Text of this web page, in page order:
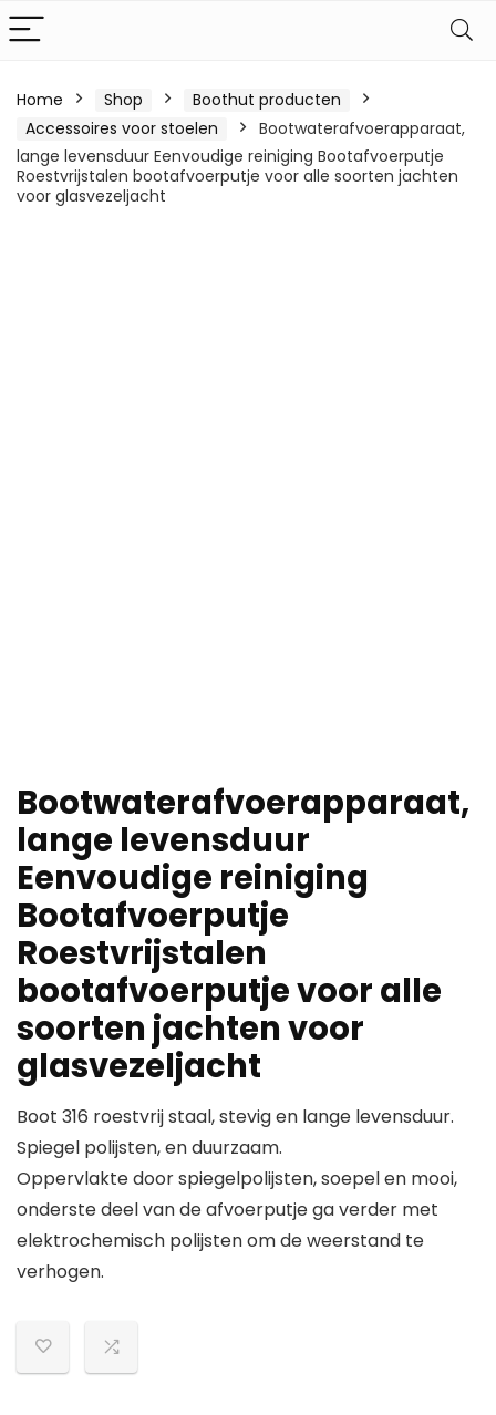
Home Shop
Boothut producten
Accessoires voor stoelen
Bootwaterafvoerapparaat,
lange levensduur Eenvoudige reiniging Bootafvoerputje
Roestvrijstalen bootafvoerputje voor alle soorten jachten
voor glasvezeljacht
Bootwaterafvoerapparaat,
lange levensduur
Eenvoudige reiniging
Bootafvoerputje
Roestvrijstalen
bootafvoerputje voor alle
soorten jachten voor
glasvezeljacht
Boot 316 roestvrij staal, stevig en lange levensduur.
Spiegel polijsten, en duurzaam.
Oppervlakte door spiegelpolijsten, soepel en mooi,
onderste deel van de afvoerputje ga verder met
elektrochemisch polijsten om de weerstand te
verhogen.